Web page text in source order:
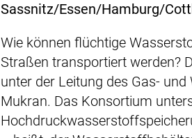
Sassnitz/Essen/Hamburg/
Wie können flüchtige
Straßen transportiert werden?
unter der Leitung des Gas-
Mukran. Das Konsortium